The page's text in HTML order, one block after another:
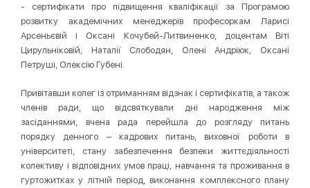
- сертифікати про підвищення кваліфікації за Програмою
розвитку академічних менеджерів професоркам Ларисі
Арсеньєвій і Оксані Кочубей-Литвиненко, доцентам Віті
Цирульніковій, Наталії Слободян, Олені Андріюк, Оксані
Петруші, Олексію Губені.
Привітавши колег із отриманням відзнак і сертифікатів, а також
членів ради, що відсвяткували дні народження між
засіданнями, вчена рада перейшла до розгляду питань
порядку денного – кадрових питань, виховної роботи в
університеті, стану забезпечення безпеки життєдіяльності
колективу і відповідних умов праці, навчання та проживання в
гуртожитках у літній період, виконання комплексного плану